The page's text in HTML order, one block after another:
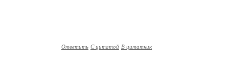
Ответить С цитатой В цитатник